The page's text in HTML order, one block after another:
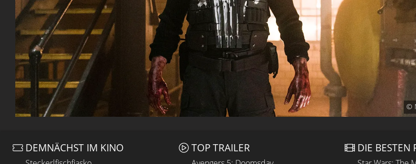
©
DEMNÄCHST IM KINO TOP TRAILER DIE BESTEN